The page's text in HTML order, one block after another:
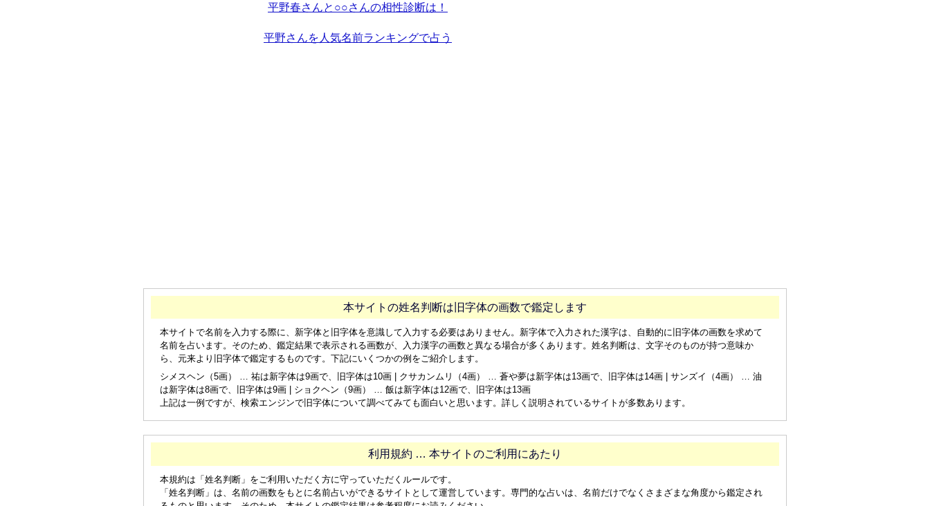
平野春さんと○○さんの相性診断は！
平野さんを人気名前ランキングで占う
本サイトの姓名判断は旧字体の画数で鑑定します
本サイトで名前を入力する際に、新字体と旧字体を意識して入力する必要はありません。新字体で入力された漢字は、自動的に旧字体の画数を求めて
名前を占います。そのため、鑑定結果で表示される画数が、入力漢字の画数と異なる場合が多くあります。姓名判断は、文字そのものが持つ意味か
ら、元来より旧字体で鑑定するものです。下記にいくつかの例をご紹介します。
シメスヘン（5画） … 祐は新字体は9画で、旧字体は10画 | クサカンムリ（4画） … 蒼や夢は新字体は13画で、旧字体は14画 | サンズイ（4画） … 油
は新字体は8画で、旧字体は9画 | ショクヘン（9画） … 飯は新字体は12画で、旧字体は13画
上記は一例ですが、検索エンジンで旧字体について調べてみても面白いと思います。詳しく説明されているサイトが多数あります。
利用規約 … 本サイトのご利用にあたり
本規約は「姓名判断」をご利用いただく方に守っていただくルールです。
「姓名判断」は、名前の画数をもとに名前占いができるサイトとして運営しています。専門的な占いは、名前だけでなくさまざまな角度から鑑定され